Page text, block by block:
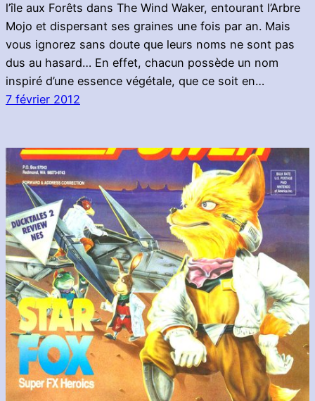
l’île aux Forêts dans The Wind Waker, entourant l’Arbre
Mojo et dispersant ses graines une fois par an. Mais
vous ignorez sans doute que leurs noms ne sont pas
dus au hasard… En effet, chacun possède un nom
inspiré d’une essence végétale, que ce soit en…
7 février 2012